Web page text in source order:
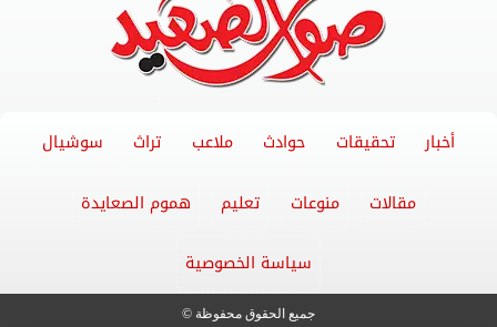
أخبار تحقيقات حوادث ملاعب تراث سوشيال
مقالات منوعات تعليم هموم الصعايدة
سياسة الخصوصية
جميع الحقوق محفوظة ©